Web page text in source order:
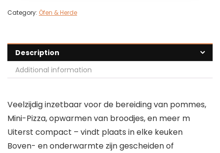
Category: Öfen & Herde
Description
Additional information
Veelzijdig inzetbaar voor de bereiding van pommes,
Mini-Pizza, opwarmen van broodjes, en meer m
Uiterst compact – vindt plaats in elke keuken
Boven- en onderwarmte zijn gescheiden of